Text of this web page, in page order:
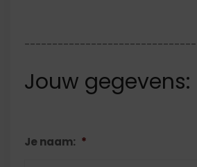
Jouw gegevens:
Je naam: *